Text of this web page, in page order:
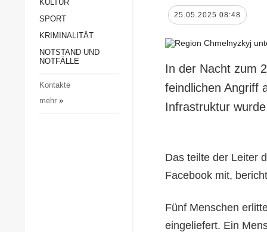
Militär
Gesellschaft und Kultur
Notstand und Notfälle
KULTUR
SPORT
KRIMINALITÄT
NOTSTAND UND
NOTFÄLLE
Kontakte
mehr»
25.05.2025 08:48
In der Nacht zum
feindlichen Angriff
Infrastruktur
Das teilte der Leiter
Facebook mit,
Fünf Menschen
eingeliefert. Ein